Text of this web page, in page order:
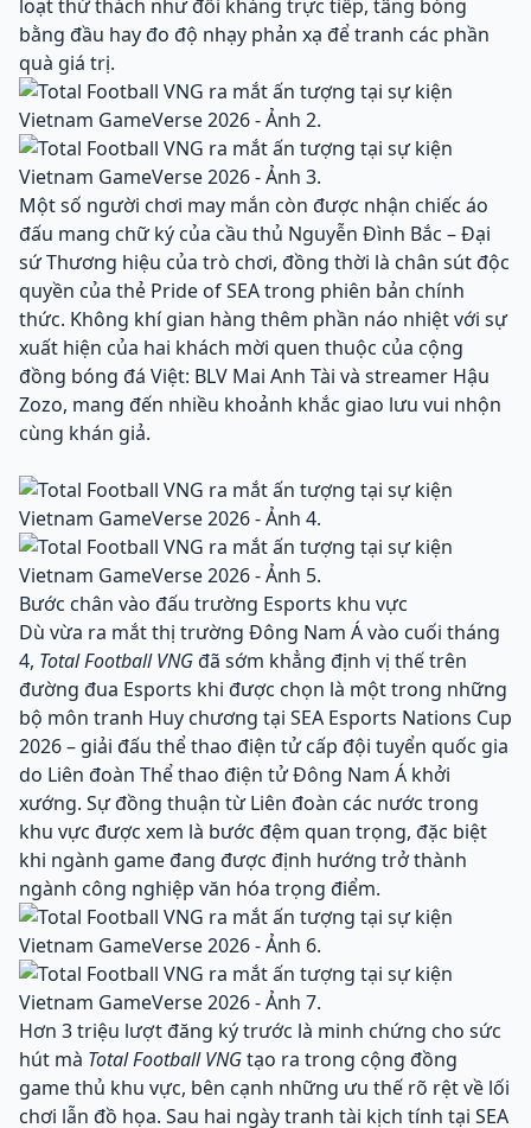
loạt thử thách như đối kháng trực tiếp, tâng bóng
bằng đầu hay đo độ nhạy phản xạ để tranh các phần
quà giá trị.
Một số người chơi may mắn còn được nhận chiếc áo
đấu mang chữ ký của cầu thủ Nguyễn Đình Bắc – Đại
sứ Thương hiệu của trò chơi, đồng thời là chân sút độc
quyền của thẻ Pride of SEA trong phiên bản chính
thức. Không khí gian hàng thêm phần náo nhiệt với sự
xuất hiện của hai khách mời quen thuộc của cộng
đồng bóng đá Việt: BLV Mai Anh Tài và streamer Hậu
Zozo, mang đến nhiều khoảnh khắc giao lưu vui nhộn
cùng khán giả.
Bước chân vào đấu trường Esports khu vực
Dù vừa ra mắt thị trường Đông Nam Á vào cuối tháng
4, Total Football VNGđã sớm khẳng định vị thế trên
đường đua Esports khi được chọn là một trong những
bộ môn tranh Huy chương tại SEA Esports Nations Cup
2026 – giải đấu thể thao điện tử cấp đội tuyển quốc gia
do Liên đoàn Thể thao điện tử Đông Nam Á khởi
xướng. Sự đồng thuận từ Liên đoàn các nước trong
khu vực được xem là bước đệm quan trọng, đặc biệt
khi ngành game đang được định hướng trở thành
ngành công nghiệp văn hóa trọng điểm.
Hơn 3 triệu lượt đăng ký trước là minh chứng cho sức
hút mà Total Football VNGtạo ra trong cộng đồng
game thủ khu vực, bên cạnh những ưu thế rõ rệt về lối
chơi lẫn đồ họa. Sau hai ngày tranh tài kịch tính tại SEA